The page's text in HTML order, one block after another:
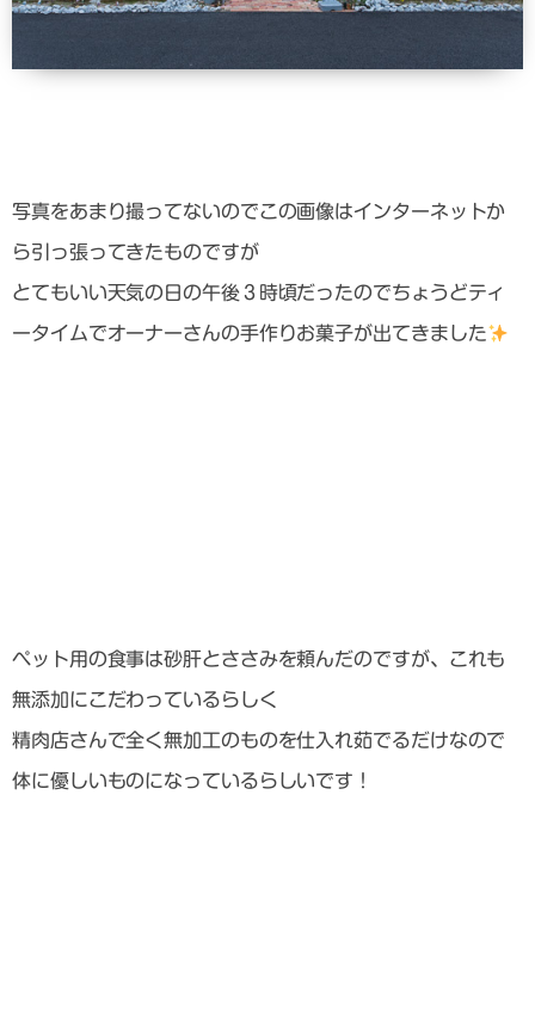
写真をあまり撮ってないのでこの画像はインターネットか
ら引っ張ってきたものですが
とてもいい天気の日の午後３時頃だったのでちょうどティ
ータイムでオーナーさんの手作りお菓子が出てきました
ペット用の食事は砂肝とささみを頼んだのですが、これも
無添加にこだわっているらしく
精肉店さんで全く無加工のものを仕入れ茹でるだけなので
体に優しいものになっているらしいです！